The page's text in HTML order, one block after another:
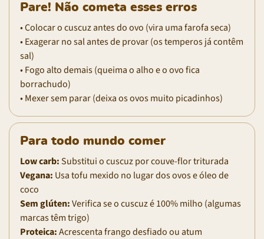
Pare! Não cometa esses erros
• Colocar o cuscuz antes do ovo (vira uma farofa seca)
• Exagerar no sal antes de provar (os temperos já contêm
sal)
• Fogo alto demais (queima o alho e o ovo fica
borrachudo)
• Mexer sem parar (deixa os ovos muito picadinhos)
Para todo mundo comer
Low carb:Substitui o cuscuz por couve-flor triturada
Vegana: Usa tofu mexido no lugar dos ovos e óleo de
coco
Sem glúten:Verifica se o cuscuz é 100% milho (algumas
marcas têm trigo)
Proteica:Acrescenta frango desfiado ou atum